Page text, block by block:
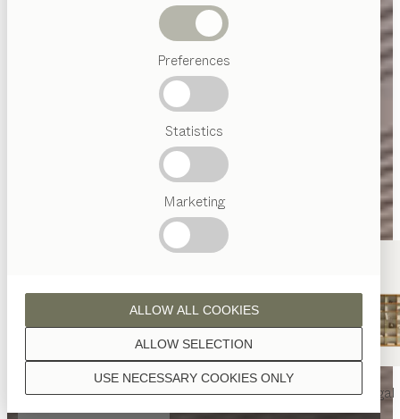
Preferences
Statistics
Marketing
USE NECESSARY COOKIES ONLY
ALLOW SELECTION
ALLOW ALL COOKIES
Österreichisches
Handwerk
nyaTisch nyaStuhl filignoRegal